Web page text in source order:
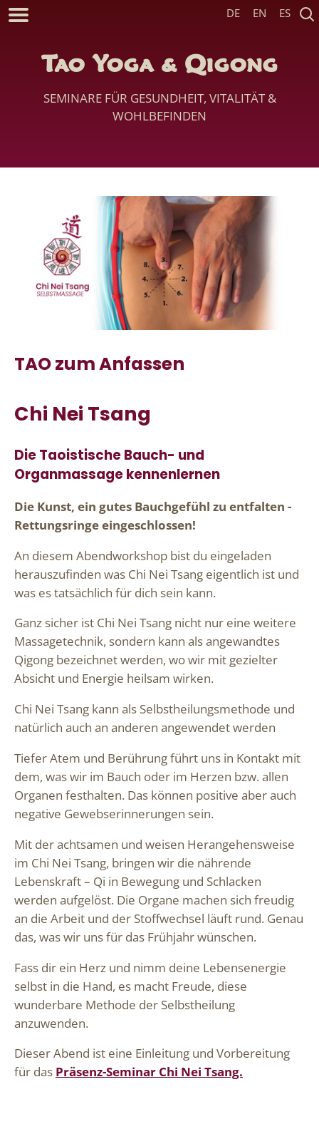
Tao Yoga & Qigong
SEMINARE FÜR GESUNDHEIT, VITALITÄT &
WOHLBEFINDEN
DE EN ES
TAO zum Anfassen
Chi Nei Tsang
Die Taoistische Bauch- und
Organmassage kennenlernen
Die Kunst, ein gutes Bauchgefühl zu entfalten -
Rettungsringe eingeschlossen!
An diesem Abendworkshop bist du eingeladen
herauszufinden was Chi Nei Tsang eigentlich ist und
was es tatsächlich für dich sein kann.
Ganz sicher ist Chi Nei Tsang nicht nur eine weitere
Massagetechnik, sondern kann als angewandtes
Qigong bezeichnet werden, wo wir mit gezielter
Absicht und Energie heilsam wirken.
Chi Nei Tsang kann als Selbstheilungsmethode und
natürlich auch an anderen angewendet werden
Tiefer Atem und Berührung führt uns in Kontakt mit
dem, was wir im Bauch oder im Herzen bzw. allen
Organen festhalten. Das können positive aber auch
negative Gewebserinnerungen sein.
Mit der achtsamen und weisen Herangehensweise
im Chi Nei Tsang, bringen wir die nährende
Lebenskraft – Qi in Bewegung und Schlacken
werden aufgelöst. Die Organe machen sich freudig
an die Arbeit und der Stoffwechsel läuft rund. Genau
das, was wir uns für das Frühjahr wünschen.
Fass dir ein Herz und nimm deine Lebensenergie
selbst in die Hand, es macht Freude, diese
wunderbare Methode der Selbstheilung
anzuwenden.
Dieser Abend ist eine Einleitung und Vorbereitung
für das Präsenz-Seminar Chi Nei Tsang.